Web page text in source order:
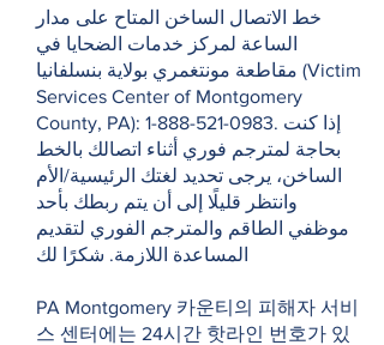
خط الاتصال الساخن المتاح على مدار
الساعة لمركز خدمات الضحايا في
مقاطعة مونتغمري بولاية بنسلفانيا (Victim
Services Center of Montgomery
County, PA): 1-888-521-0983. إذا كنت
بحاجة لمترجم فوري أثناء اتصالك بالخط
الساخن، يرجى تحديد لغتك الرئيسية/الأم
وانتظر قليلًا إلى أن يتم ربطك بأحد
موظفي الطاقم والمترجم الفوري لتقديم
المساعدة اللازمة. شكرًا لك
PA Montgomery 카운티의 피해자 서비
스 센터에는 24시간 핫라인 번호가 있